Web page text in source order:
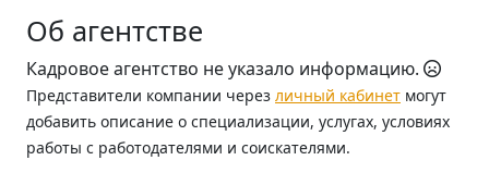
Об агентстве
Кадровое агентство не указало информацию.
Представители компании через личный кабинет могут
добавить описание о специализации, услугах, условиях
работы с работодателями и соискателями.